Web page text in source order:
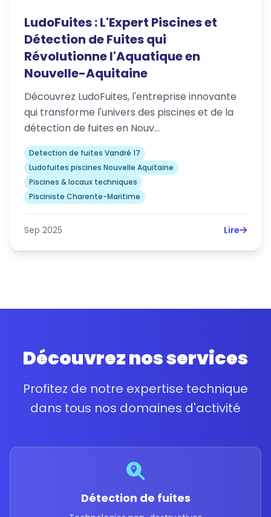
LudoFuites : L'Expert Piscines et
Détection de Fuites qui
Révolutionne l'Aquatique en
Nouvelle-Aquitaine
Découvrez LudoFuites, l'entreprise innovante
qui transforme l'univers des piscines et de la
détection de fuites en Nouv…
Detection de fuites Vandré 17
Ludofuites piscines Nouvelle Aquitaine
Piscines & locaux techniques
Pisciniste Charente-Maritime
Sep 2025 Lire
Découvrez nos services
Profitez de notre expertise technique
dans tous nos domaines d'activité
Détection de fuites